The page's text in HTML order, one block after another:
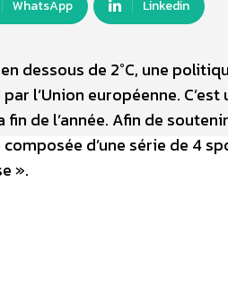
WhatsApp Linkedin
dessous de 2°C, une
l’Union européenne.
de l’année. Afin de
d’une série de 4
».